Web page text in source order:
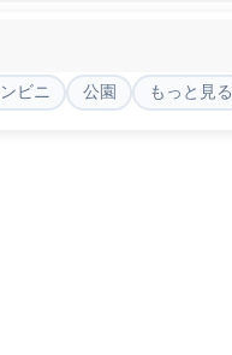
ビニ 公園 もっと見る